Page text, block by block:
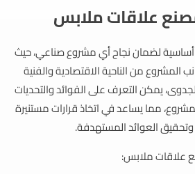
علاقات ملابس
لضمان نجاح أي مشروع صناعي، حيث
من الناحية الاقتصادية والفنية
يمكن التعرف على الفوائد والتحديات
مما يساعد في اتخاذ قرارات مستنيرة
العوائد المستهدفة.
علاقات ملابس: